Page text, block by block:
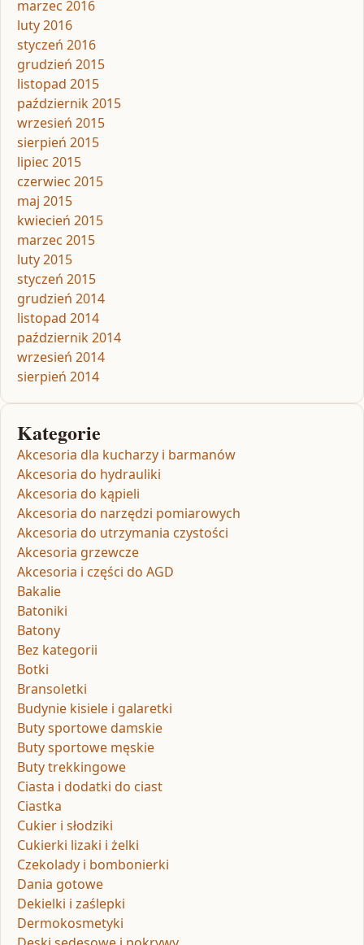
marzec 2016
luty 2016
styczeń 2016
grudzień 2015
listopad 2015
październik 2015
wrzesień 2015
sierpień 2015
lipiec 2015
czerwiec 2015
maj 2015
kwiecień 2015
marzec 2015
luty 2015
styczeń 2015
grudzień 2014
listopad 2014
październik 2014
wrzesień 2014
sierpień 2014
Kategorie
Akcesoria dla kucharzy i barmanów
Akcesoria do hydrauliki
Akcesoria do kąpieli
Akcesoria do narzędzi pomiarowych
Akcesoria do utrzymania czystości
Akcesoria grzewcze
Akcesoria i części do AGD
Bakalie
Batoniki
Batony
Bez kategorii
Botki
Bransoletki
Budynie kisiele i galaretki
Buty sportowe damskie
Buty sportowe męskie
Buty trekkingowe
Ciasta i dodatki do ciast
Ciastka
Cukier i słodziki
Cukierki lizaki i żelki
Czekolady i bombonierki
Dania gotowe
Dekielki i zaślepki
Dermokosmetyki